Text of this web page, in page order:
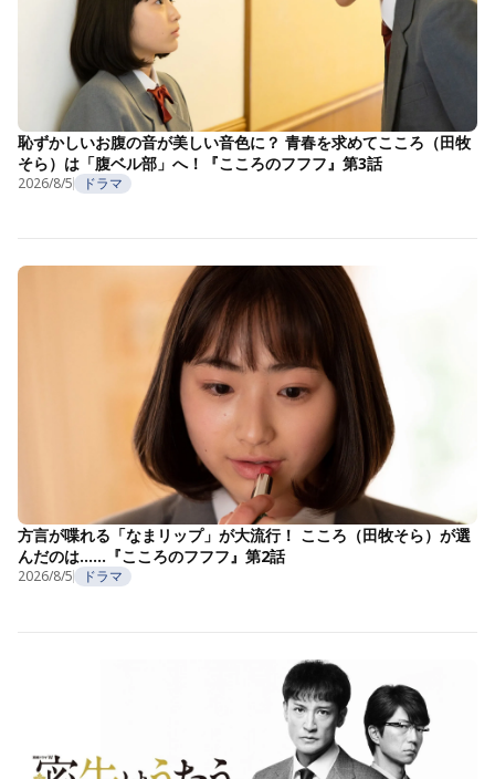
恥ずかしいお腹の音が美しい音色に？ 青春を求めてこころ（田牧
そら）は「腹ベル部」へ！『こころのフフフ』第3話
2026/8/5 ドラマ
方言が喋れる「なまリップ」が大流行！ こころ（田牧そら）が選
んだのは……『こころのフフフ』第2話
2026/8/5 ドラマ